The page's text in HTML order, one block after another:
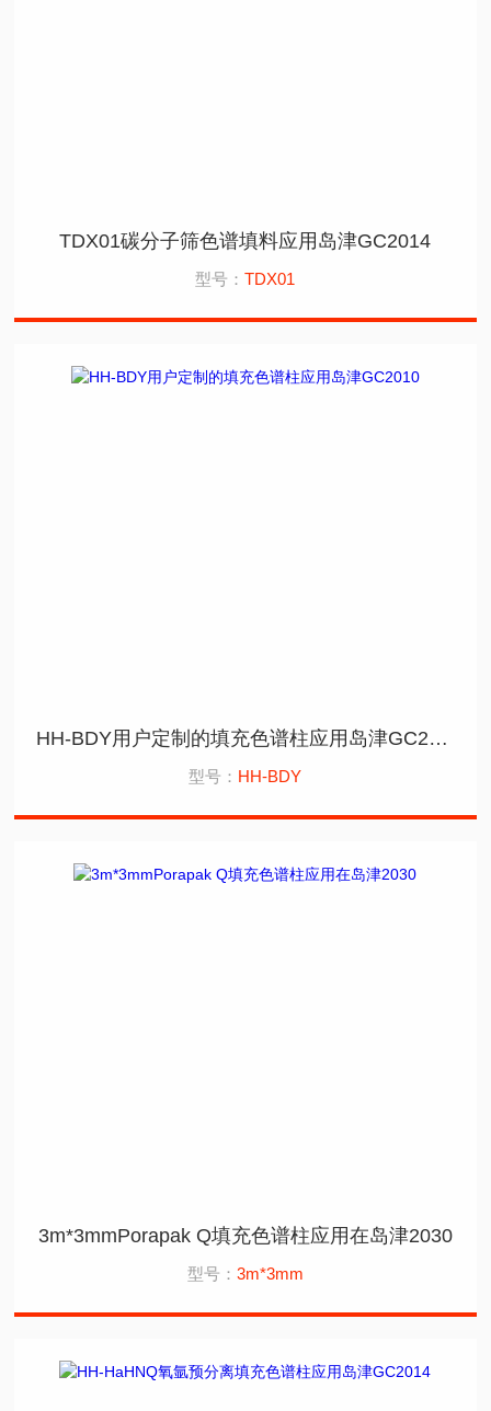
TDX01碳分子筛色谱填料应用岛津GC2014
型号：TDX01
HH-BDY用户定制的填充色谱柱应用岛津GC2010
型号： HH-BDY
3m*3mmPorapak Q填充色谱柱应用在岛津2030
型号： 3m*3mm